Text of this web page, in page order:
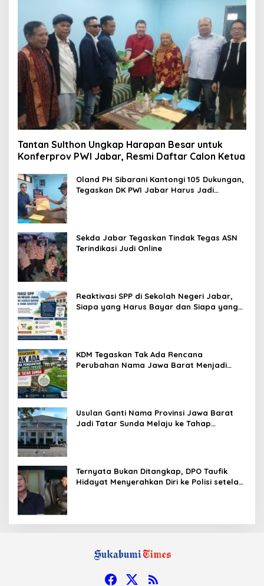
Tantan Sulthon Ungkap Harapan Besar untuk
Konferprov PWI Jabar, Resmi Daftar Calon Ketua
Oland PH Sibarani Kantongi 105 Dukungan,
Tegaskan DK PWI Jabar Harus Jadi
Sekda Jabar Tegaskan Tindak Tegas ASN
Terindikasi Judi Online
Reaktivasi SPP di Sekolah Negeri Jabar,
Siapa yang Harus Bayar dan Siapa yang
KDM Tegaskan Tak Ada Rencana
Perubahan Nama Jawa Barat Menjadi
Usulan Ganti Nama Provinsi Jawa Barat
Jadi Tatar Sunda Melaju ke Tahap
Ternyata Bukan Ditangkap, DPO Taufik
Hidayat Menyerahkan Diri ke Polisi setelah